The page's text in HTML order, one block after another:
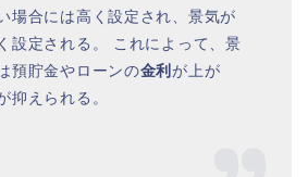
場合には高く設定され、景気が
設定される。 これによって、景
預貯金やローンの金利が上が
抑えられる。